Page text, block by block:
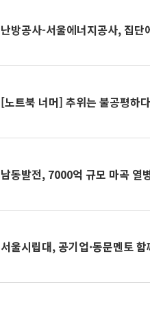
난방공사-서울에너지공사, 집단
[노트북 너머] 추위는 불공평하다
남동발전, 7000억 규모 마곡 열
서울시립대, 공기업·동문멘토